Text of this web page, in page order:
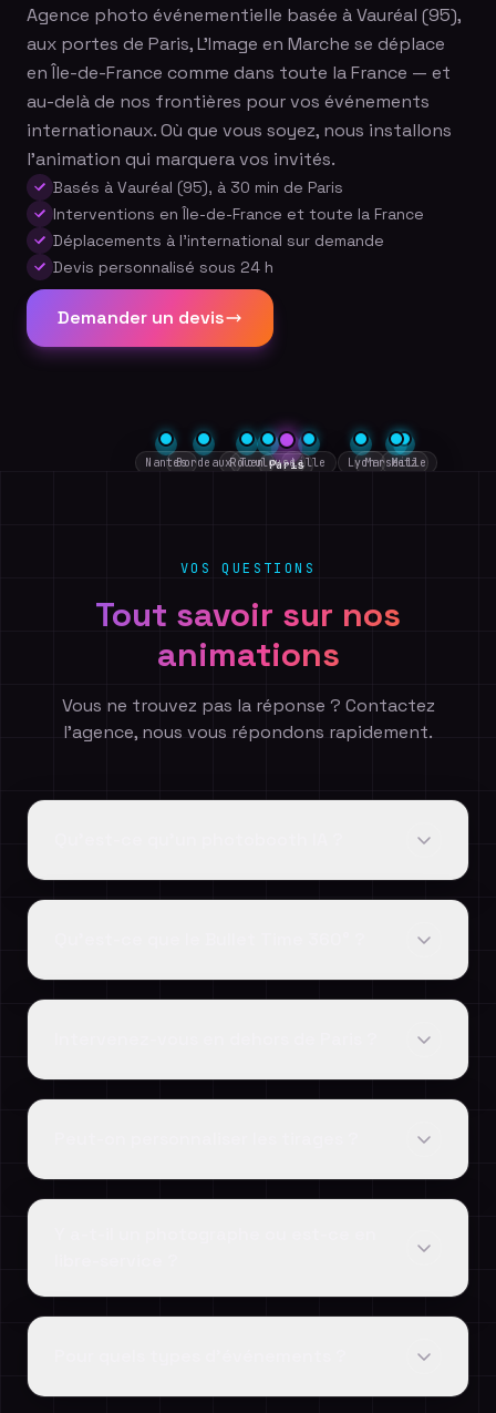
Agence photo événementielle basée à Vauréal (95),
aux portes de Paris, L'Image en Marche se déplace
en Île-de-France comme dans toute la France — et
au-delà de nos frontières pour vos événements
internationaux. Où que vous soyez, nous installons
l'animation qui marquera vos invités.
Basés à Vauréal (95), à 30 min de Paris
Interventions en Île-de-France et toute la France
Déplacements à l'international sur demande
Devis personnalisé sous 24 h
Demander un devis
Lille
Rouen Paris Metz
Nantes Lyon
Bordeaux Toulouse Marseille
VOS QUESTIONS
Tout savoir sur nos
animations
Vous ne trouvez pas la réponse ? Contactez
l'agence, nous vous répondons rapidement.